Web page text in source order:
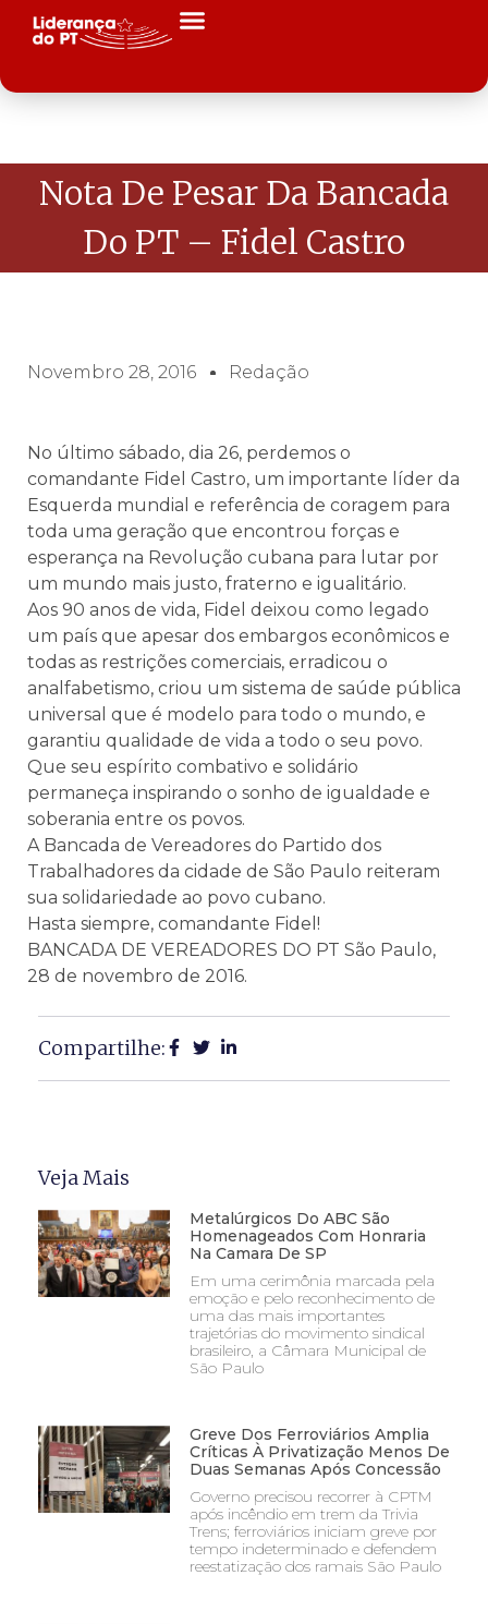
Nota De Pesar Da Bancada
Do PT – Fidel Castro
Novembro 28, 2016 Redação
No último sábado, dia 26, perdemos o
comandante Fidel Castro, um importante líder da
Esquerda mundial e referência de coragem para
toda uma geração que encontrou forças e
esperança na Revolução cubana para lutar por
um mundo mais justo, fraterno e igualitário.
Aos 90 anos de vida, Fidel deixou como legado
um país que apesar dos embargos econômicos e
todas as restrições comerciais, erradicou o
analfabetismo, criou um sistema de saúde pública
universal que é modelo para todo o mundo, e
garantiu qualidade de vida a todo o seu povo.
Que seu espírito combativo e solidário
permaneça inspirando o sonho de igualdade e
soberania entre os povos.
A Bancada de Vereadores do Partido dos
Trabalhadores da cidade de São Paulo reiteram
sua solidariedade ao povo cubano.
Hasta siempre, comandante Fidel!
BANCADA DE VEREADORES DO PT São Paulo,
28 de novembro de 2016.
Compartilhe:
Veja Mais
Metalúrgicos Do ABC São
Homenageados Com Honraria
Na Camara De SP
Em uma cerimônia marcada pela
emoção e pelo reconhecimento de
uma das mais importantes
trajetórias do movimento sindical
brasileiro, a Câmara Municipal de
São Paulo
Greve Dos Ferroviários Amplia
Críticas À Privatização Menos De
Duas Semanas Após Concessão
Governo precisou recorrer à CPTM
após incêndio em trem da Trivia
Trens; ferroviários iniciam greve por
tempo indeterminado e defendem
reestatização dos ramais São Paulo